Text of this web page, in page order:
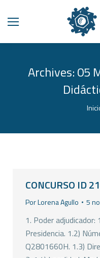
Archives:05
CONCURSO ID
PorLorena Agullo 5
1. Poder
Presidencia. 1.2)
Q2801660H. 1.3)